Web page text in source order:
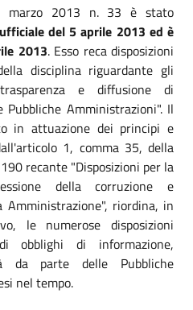
marzo 2013 n. 33 è stato
del 5 aprile 2013 ed è
2013. Esso reca disposizioni
disciplina riguardante gli
e diffusione di
Amministrazioni". Il
in attuazione dei principi e
1, comma 35, della
recante "Disposizioni per la
della corruzione e
Amministrazione", riordina, in
le numerose disposizioni
obblighi di informazione,
da parte delle Pubbliche
nel tempo.